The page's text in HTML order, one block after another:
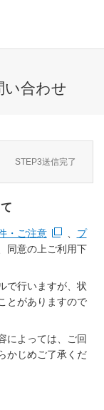
い合わせ
STEP3送信完了
・ご注意
プ
同意の上ご利用下
で行いますが、状
とがありますので
によっては、ご回
かじめご了承くだ